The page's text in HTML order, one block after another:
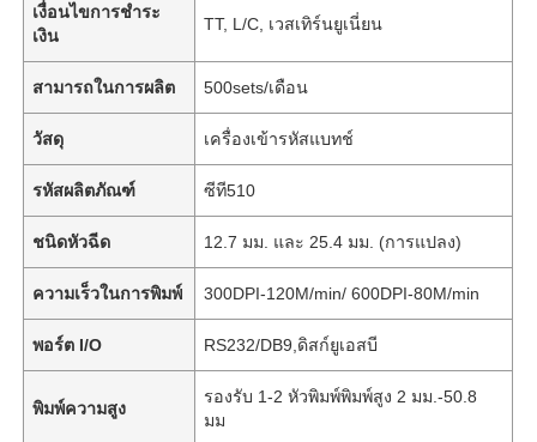
เงื่อนไขการชำระ
เงิน
TT, L/C, เวสเทิร์นยูเนี่ยน
สามารถในการผลิต 500sets/เดือน
วัสดุ เครื่องเข้ารหัสแบทช์
รหัสผลิตภัณฑ์ ซีที510
ชนิดหัวฉีด 12.7 มม. และ 25.4 มม. (การแปลง)
ความเร็วในการพิมพ์ 300DPI-120M/min/ 600DPI-80M/min
พอร์ต I/O RS232/DB9,ดิสก์ยูเอสบี
พิมพ์ความสูง
รองรับ 1-2 หัวพิมพ์พิมพ์สูง 2 มม.-50.8
มม